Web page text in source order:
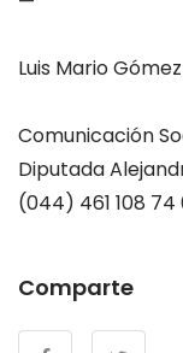
Luis Mario Gómez
Comunicación
Diputada
(044) 461 108 74
Comparte